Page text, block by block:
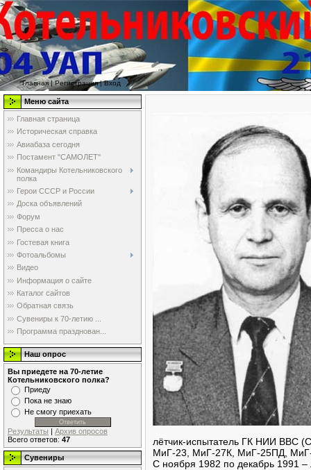
>
<>
Главная|Регистрация|Вход
Меню сайта
Главная страница
Историческая справка
Авиабаза сегодня
Постамент "САМОЛЕТ"
Командиры Котельниковского
полка
Герои СССР и России
Доска объявлений
Форум
Пресса о нас
Гостевая книга
Фотоальбомы
Видео
Информация о сайте
Каталог сайтов
Обратная связь
Сувениры к 70-летию ...
Программа празднован...
Наш опрос
Вы приедете на 70-летие
Котельниковского полка?
Приеду
Пока не знаю
Не смогу приехать
Результаты | Архив опросов
Всего ответов: 47
Сувениры
лётчик-испытатель ГК НИИ ВВС
МиГ-23, МиГ-27К, МиГ-25ПД,
С ноября 1982 по декабрь 1991 –